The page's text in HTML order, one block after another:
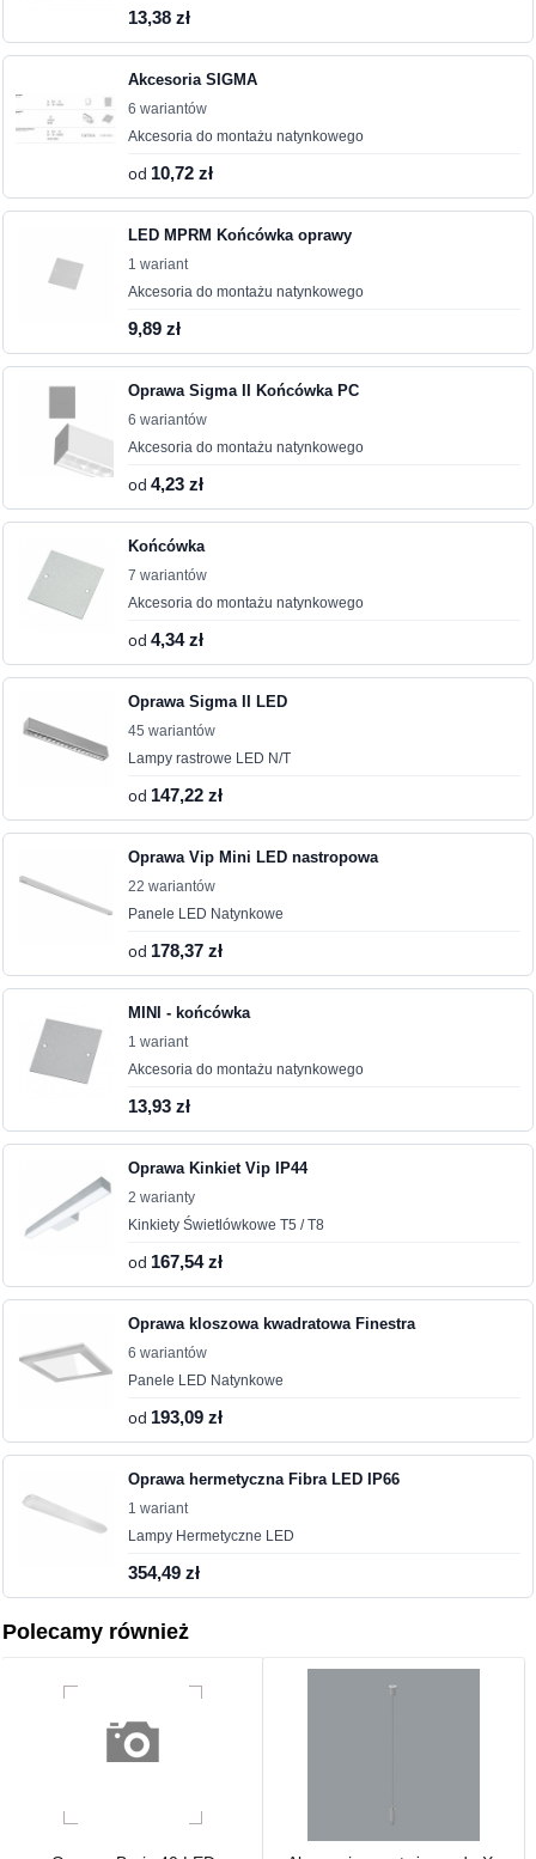
13,38 zł
Akcesoria SIGMA
6 wariantów
Akcesoria do montażu natynkowego
od 10,72 zł
LED MPRM Końcówka oprawy
1 wariant
Akcesoria do montażu natynkowego
9,89 zł
Oprawa Sigma II Końcówka PC
6 wariantów
Akcesoria do montażu natynkowego
od4,23 zł
Końcówka
7 wariantów
Akcesoria do montażu natynkowego
od4,34 zł
Oprawa Sigma II LED
45 wariantów
Lampy rastrowe LED N/T
od 147,22 zł
Oprawa Vip Mini LED nastropowa
22 wariantów
Panele LED Natynkowe
od 178,37 zł
MINI - końcówka
1 wariant
Akcesoria do montażu natynkowego
13,93 zł
Oprawa Kinkiet Vip IP44
2 warianty
Kinkiety Świetlówkowe T5 / T8
od 167,54 zł
Oprawa kloszowa kwadratowa Finestra
6 wariantów
Panele LED Natynkowe
od 193,09 zł
Oprawa hermetyczna Fibra LED IP66
1 wariant
Lampy Hermetyczne LED
354,49 zł
Polecamy również